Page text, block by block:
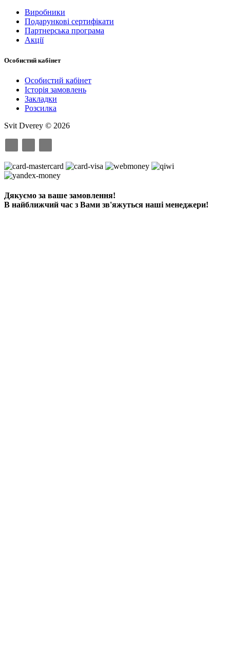
Виробники
Подарункові сертифікати
Партнерська програма
Акції
Особистий кабінет
Особистий кабінет
Історія замовлень
Закладки
Розсилка
Svit Dverey © 2026
Дякуємо за ваше замовлення!
В найближчий час з Вами зв'яжуться наші менеджери!